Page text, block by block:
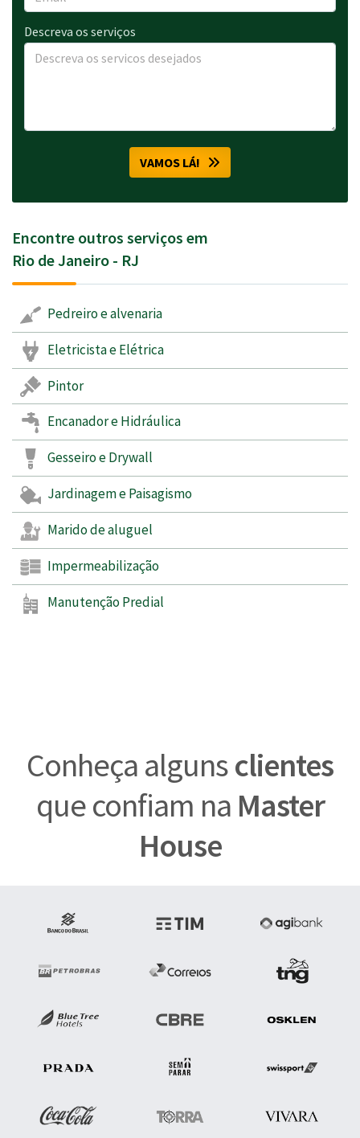
Descreva os serviços
VAMOS LÁ!
Encontre outros serviços em
Rio de Janeiro - RJ
Pedreiro e alvenaria
Eletricista e Elétrica
Pintor
Encanador e Hidráulica
Gesseiro e Drywall
Jardinagem e Paisagismo
Marido de aluguel
Impermeabilização
Manutenção Predial
Conheça algunsclientes
que confiam na Master
House